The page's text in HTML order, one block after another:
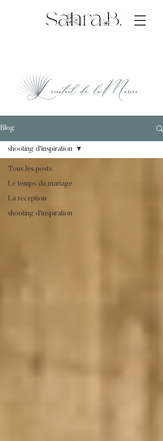
Blog
Tous les posts
Le temps du mariage
La réception
shooting d'inspiration
shooting d'inspiration